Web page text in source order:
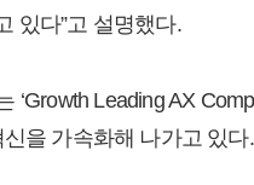
있다”고 설명했다.
‘Growth Leading AX
을 가속화해 나가고 있다.